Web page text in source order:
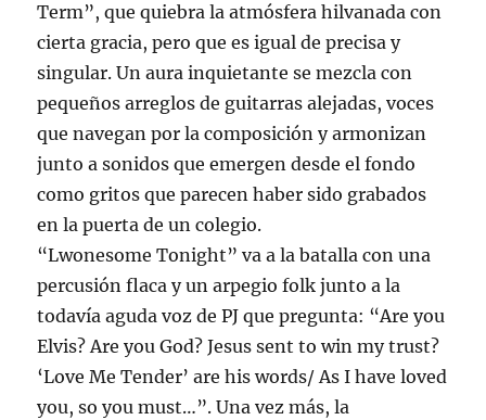
Term”, que quiebra la atmósfera hilvanada con
cierta gracia, pero que es igual de precisa y
singular. Un aura inquietante se mezcla con
pequeños arreglos de guitarras alejadas, voces
que navegan por la composición y armonizan
junto a sonidos que emergen desde el fondo
como gritos que parecen haber sido grabados
en la puerta de un colegio.
“Lwonesome Tonight” va a la batalla con una
percusión flaca y un arpegio folk junto a la
todavía aguda voz de PJ que pregunta: “Are you
Elvis? Are you God? Jesus sent to win my trust?
‘Love Me Tender’ are his words/ As I have loved
you, so you must…”. Una vez más, la